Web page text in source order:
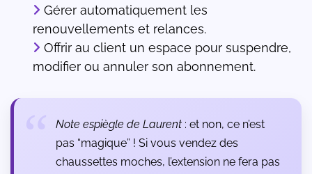
Gérer automatiquement les
renouvellements et relances.
Offrir au client un espace pour suspendre,
modifier ou annuler son abonnement.
Note espiègle de Laurent : et non, ce n’est
pas “magique” ! Si vous vendez des
chaussettes moches, l’extension ne fera pas